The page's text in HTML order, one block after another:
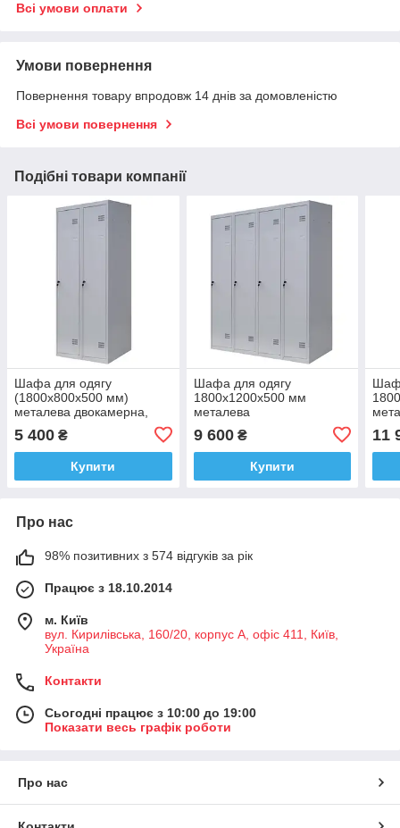
Всі умови оплати
Умови повернення
Повернення товару впродовж 14 днів за домовленістю
Всі умови повернення
Подібні товари компанії
Шафа для одягу
(1800х800х500 мм)
металева двокамерна,
5 400 ₴
Купити
Шафа для одягу
1800х1200х500 мм
металева
однорівнева (без пдв)
9 600₴
Купити
11
Про нас
98% позитивних з 574 відгуків за рік
Працює з 18.10.2014
м. Київ
вул. Кирилівська, 160/20, корпус А, офіс 411, Київ,
Україна
Контакти
Сьогодні працює з 10:00 до 19:00
Показати весь графік роботи
Про нас